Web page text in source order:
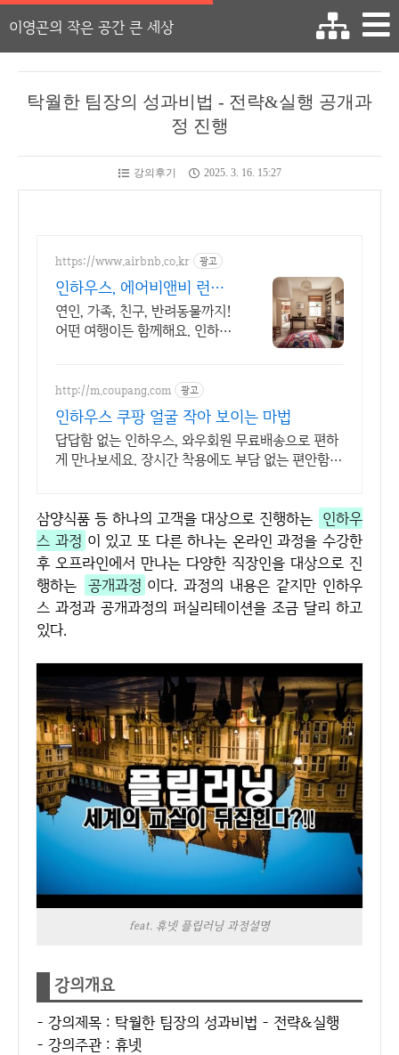
이영곤의 작은 공간 큰 세상
탁월한 팀장의 성과비법 - 전략&실행 공개과
정 진행
강의후기 2025. 3. 16. 15:27
https://www.airbnb.co.kr 광고
인하우스, 에어비앤비 런던
에서 살아보기
연인, 가족, 친구, 반려동물까지!
어떤 여행이든 함께해요. 인하우
를 예약하세요.
http://m.coupang.com 광고
인하우스 쿠팡 얼굴 작아 보이는 마법
답답함 없는 인하우스, 와우회원 무료배송으로 편하
게 만나보세요. 장시간 착용에도 부담 없는 편안함,
삼양식품 등 하나의 고객을 대상으로 진행하는 인하우
스 과정 이 있고 또 다른 하나는 온라인 과정을 수강한
후 오프라인에서 만나는 다양한 직장인을 대상으로 진
행하는 공개과정 이다. 과정의 내용은 같지만 인하우
스 과정과 공개과정의 퍼실리테이션을 조금 달리 하고
있다.
feat. 휴넷 플립러닝 과정설명
강의개요
- 강의제목 : 탁월한 팀장의 성과비법 - 전략&실행
- 강의주관 : 휴넷